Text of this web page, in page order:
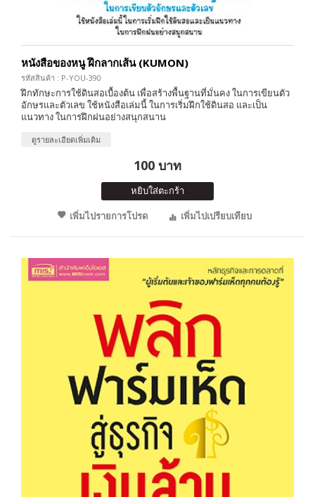
หนังสือของหนู ฝึกลากเส้น (KUMON)
รหัสสินค้า : P-YOU-390
ฝึกทักษะการใช้ดินสอเบื้องต้น เพื่อสร้างพื้นฐานที่มั่นคง ในการเขียนตัว
อักษรและตัวเลข ใช้หนังสือเล่มนี้ ในการเริ่มฝึกใช้ดินสอ และเป็น
แนวทาง ในการฝึกฝนอย่างสนุกสนาน
ดูรายละเอียดเพิ่มเติม
100 บาท
หยิบใส่ตะกร้า
เพิ่มไปรายการโปรด
เพิ่มไปเปรียบเทียบ